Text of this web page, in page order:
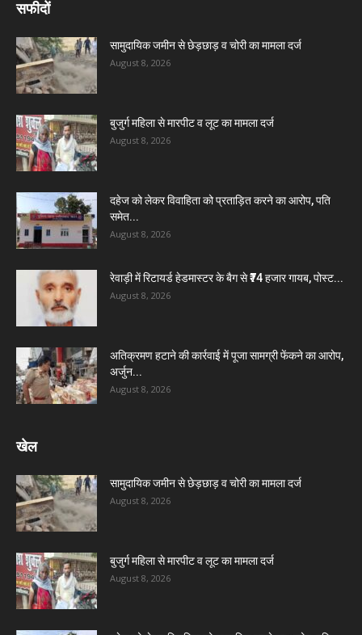
सफीदों
सामुदायिक जमीन से छेड़छाड़ व चोरी का मामला दर्ज
August 8, 2026
बुजुर्ग महिला से मारपीट व लूट का मामला दर्ज
August 8, 2026
दहेज को लेकर विवाहिता को प्रताड़ित करने का आरोप, पति
समेत...
August 8, 2026
रेवाड़ी में रिटायर्ड हेडमास्टर के बैग से ₹74 हजार गायब, पोस्ट...
August 8, 2026
अतिक्रमण हटाने की कार्रवाई में पूजा सामग्री फेंकने का आरोप,
अर्जुन...
August 8, 2026
खेल
सामुदायिक जमीन से छेड़छाड़ व चोरी का मामला दर्ज
August 8, 2026
बुजुर्ग महिला से मारपीट व लूट का मामला दर्ज
August 8, 2026